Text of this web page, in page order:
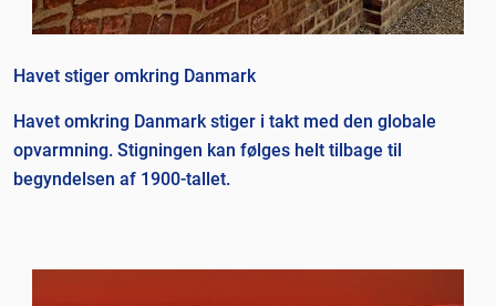
Havet stiger omkring Danmark
Havet omkring Danmark stiger i takt med den globale
opvarmning. Stigningen kan følges helt tilbage til
begyndelsen af 1900-tallet.